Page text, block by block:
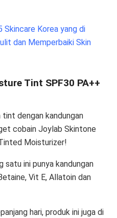
Skincare Korea yang di
dan Memperbaiki Skin
Tint SPF30 PA++
tint dengan kandungan
cobain Joylab Skintone
Moisturizer!
satu ini punya kandungan
Vit E, Allatoin dan
hari, produk ini juga di